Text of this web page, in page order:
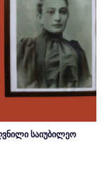
საიუბილეო